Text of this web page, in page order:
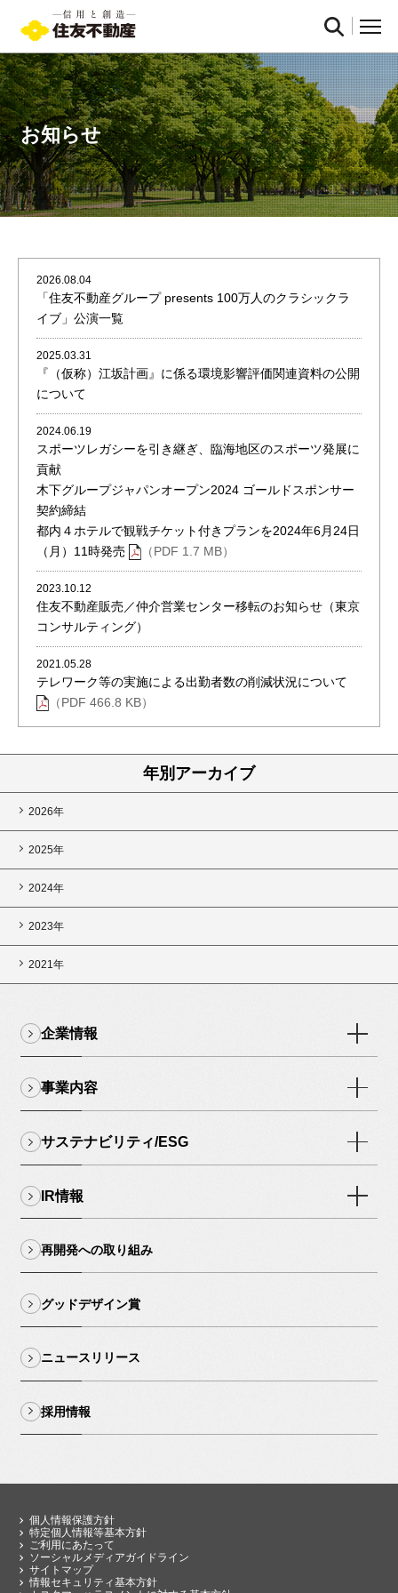
お知らせ
年別アーカイブ
2026年
2025年
2024年
2023年
2021年
2026.08.04
「住友不動産グループ presents 100万人のクラシックラ
イブ」公演一覧
2025.03.31
『（仮称）江坂計画』に係る環境影響評価関連資料の公開
について
2024.06.19
スポーツレガシーを引き継ぎ、臨海地区のスポーツ発展に
貢献
木下グループジャパンオープン2024 ゴールドスポンサー
契約締結
都内４ホテルで観戦チケット付きプランを2024年6月24日
（月）11時発売
（PDF 1.7 MB）
2023.10.12
住友不動産販売／仲介営業センター移転のお知らせ（東京
コンサルティング）
2021.05.28
テレワーク等の実施による出勤者数の削減状況について
（PDF 466.8 KB）
企業情報
事業内容
サステナビリティ/ESG
IR情報
再開発への取り組み
グッドデザイン賞
ニュースリリース
採用情報
個人情報保護方針
特定個人情報等基本方針
ご利用にあたって
ソーシャルメディアガイドライン
サイトマップ
情報セキュリティ基本方針